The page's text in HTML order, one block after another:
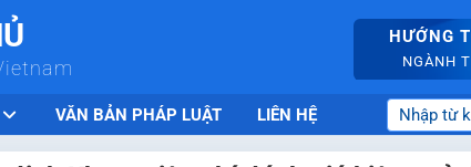
HƯỚNG
NGÀNH
VĂN BẢN PHÁP LUẬT LIÊN HỆ